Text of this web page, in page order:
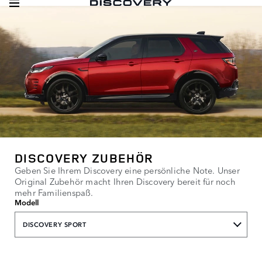
DISCOVERY ZUBEHÖR
Geben Sie Ihrem Discovery eine persönliche Note. Unser
Original Zubehör macht Ihren Discovery bereit für noch
mehr Familienspaß.
Modell
DISCOVERY SPORT